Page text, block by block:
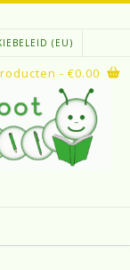
(EU)
- €0.00